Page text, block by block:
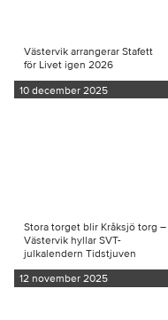
Västervik arrangerar Stafett
för Livet igen 2026
10 december 2025
Stora torget blir Kråksjö torg –
Västervik hyllar SVT-
julkalendern Tidstjuven
12 november 2025